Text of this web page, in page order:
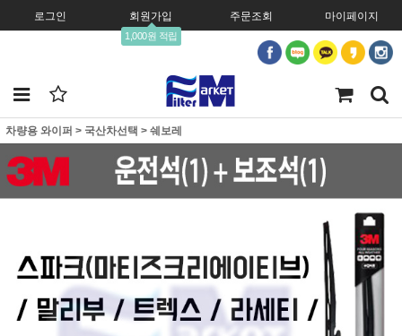
로그인 회원가입
1,000원 적립
주문조회 마이페이지
차량용 와이퍼 > 국산차선택 > 쉐보레